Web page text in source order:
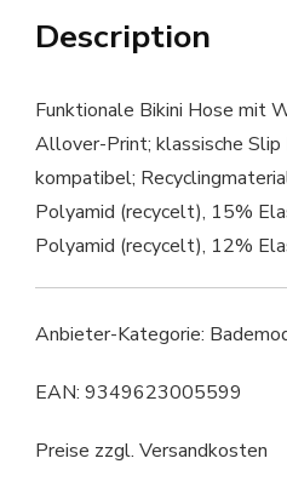
Description
Funktionale Bikini Hose mit
Allover-Print; klassische Slip
kompatibel;
Polyamid (recycelt), 15%
Polyamid (recycelt), 12%
Anbieter-Kategorie:
EAN: 9349623005599
Preise zzgl. Versandkosten